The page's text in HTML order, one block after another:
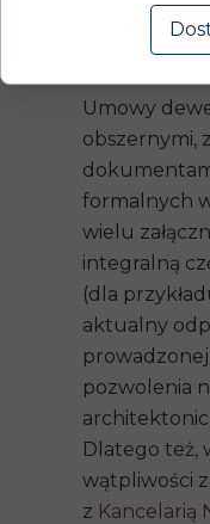
lokalu na
Umowa
Umowy
obszernymi,
formalnych
wielu
integralną
(dla
aktualny
pozwolenia
Dlatego też,
wątpliwości
z Kancelarią